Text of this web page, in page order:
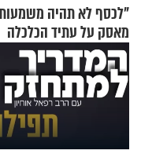
מאסק על עתיד הכלכלה